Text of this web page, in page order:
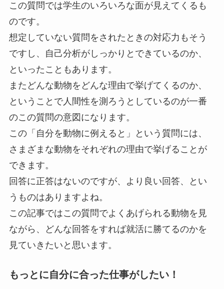
この質問では学生のいろいろな面が見えてくるも
のです。
想定していない質問をされたときの対応力もそう
ですし、自己分析がしっかりとできているのか、
といったこともあります。
またどんな動物をどんな理由で挙げてくるのか、
ということで人間性を測ろうとしているのが一番
のこの質問の意図になります。
この「自分を動物に例えると」という質問には、
さまざまな動物をそれぞれの理由で挙げることが
できます。
回答に正答はないのですが、より良い回答、とい
うものはありますよね。
この記事ではこの質問でよくあげられる動物を見
ながら、どんな回答をすれば就活に勝てるのかを
見ていきたいと思います。
もっとに自分に合った仕事がしたい！